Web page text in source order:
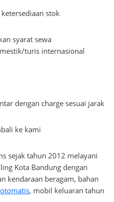
stok
syarat sewa
turis internasional
dengan charge sesuai jarak
ke kami
sejak tahun 2012 melayani
Kota Bandung dengan
kendaraan beragam, bahan
, mobil keluaran tahun